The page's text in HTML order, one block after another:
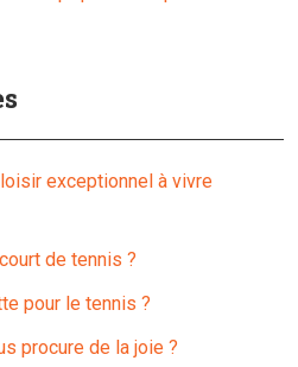
exceptionnel à vivre
de tennis ?
pour le tennis ?
procure de la joie ?